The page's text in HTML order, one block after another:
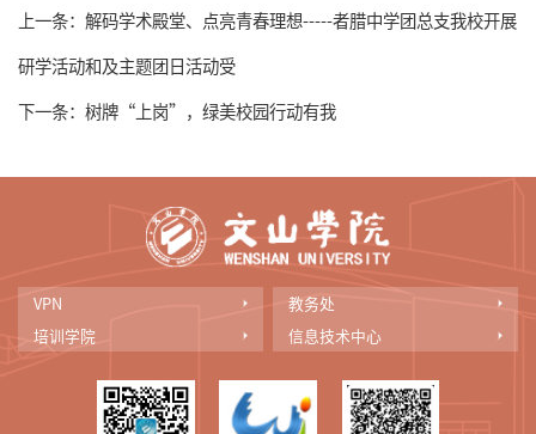
上一条： 解码学术殿堂、点亮青春理想-----者腊中学团总支我校开展
研学活动和及主题团日活动受
下一条： 树牌“上岗”，绿美校园行动有我
VPN
教务处
培训学院
信息技术中心